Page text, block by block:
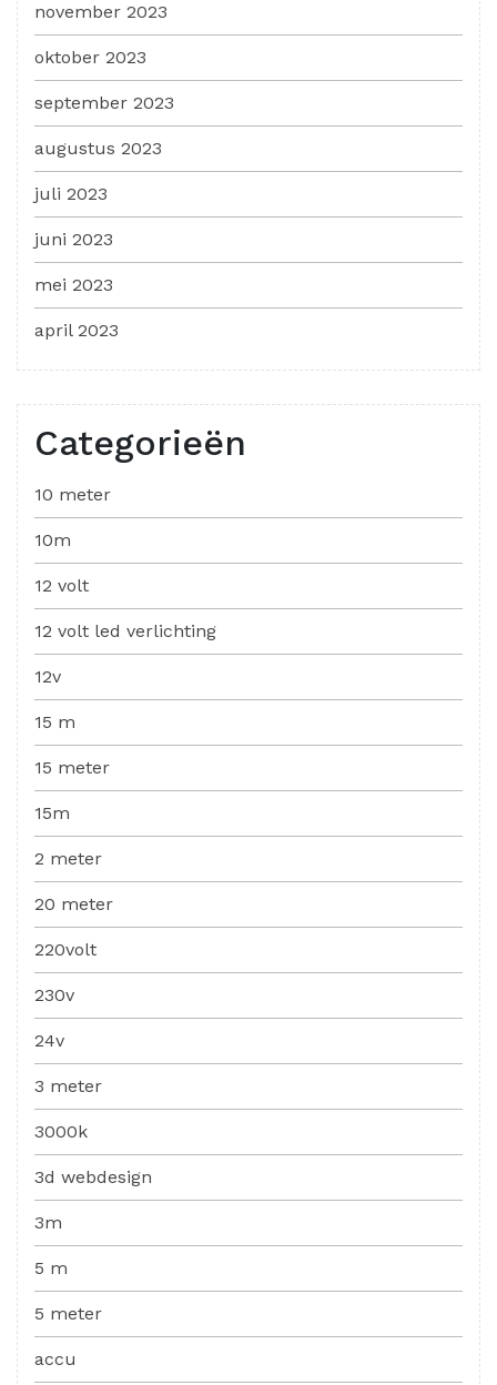
november 2023
oktober 2023
september 2023
augustus 2023
juli 2023
juni 2023
mei 2023
april 2023
Categorieën
10 meter
10m
12 volt
12 volt led verlichting
12v
15 m
15 meter
15m
2 meter
20 meter
220volt
230v
24v
3 meter
3000k
3d webdesign
3m
5 m
5 meter
accu